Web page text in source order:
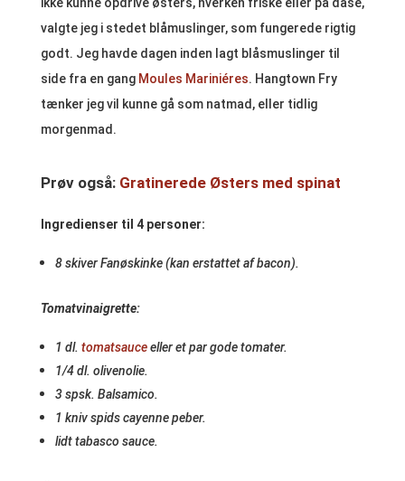
valgte jeg i stedet blåmuslinger, som fungerede rigtig
godt. Jeg havde dagen inden lagt blåsmuslinger til
side fra en gang Moules Mariniéres. Hangtown Fry
tænker jeg vil kunne gå som natmad, eller tidlig
morgenmad.
Prøv også: Gratinerede Østers med spinat
Ingredienser til 4 personer:
8 skiver Fanøskinke (kan erstattet af bacon).
Tomatvinaigrette:
1 dl. tomatsauceeller et par gode tomater.
1/4 dl. olivenolie.
3 spsk. Balsamico.
1 kniv spids cayenne peber.
lidt tabasco sauce.